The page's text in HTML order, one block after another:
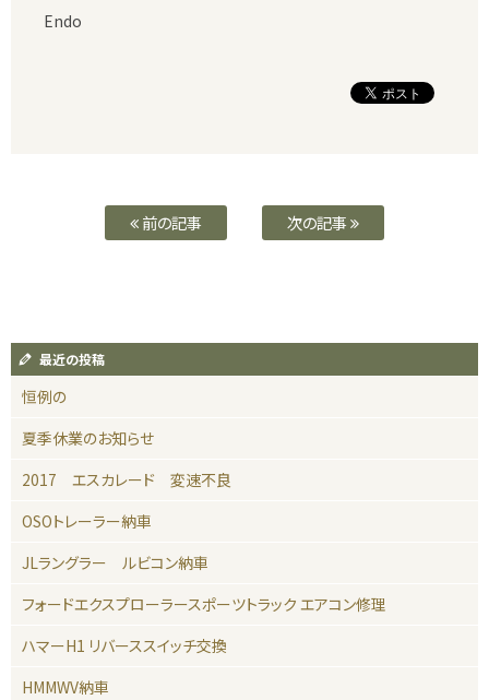
Endo
前の記事 次の記事
最近の投稿
恒例の
夏季休業のお知らせ
2017 エスカレード 変速不良
OSOトレーラー納車
JLラングラー ルビコン納車
フォードエクスプローラースポーツトラック エアコン修理
ハマーH1 リバーススイッチ交換
HMMWV納車